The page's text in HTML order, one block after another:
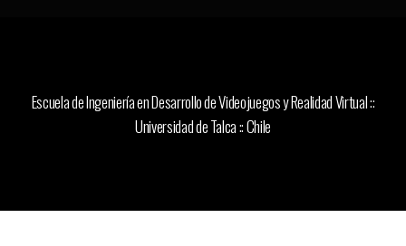
Escuela de Ingeniería en Desarrollo de Videojuegos y Realidad Virtual ::
Universidad de Talca :: Chile